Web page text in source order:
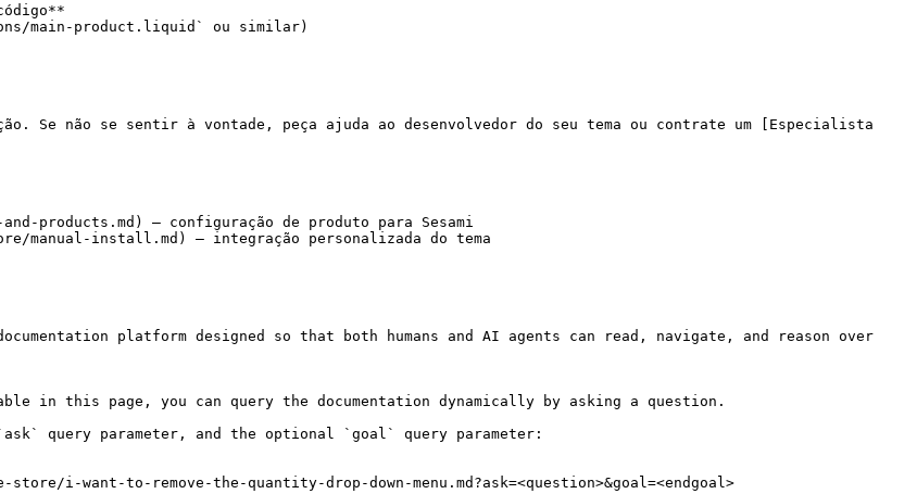
main-product.liquid` ou similar)
Se não se sentir à vontade, peça ajuda ao desenvolvedor do seu tema ou contrate um [Especialista
products.md) — configuração de produto para Sesami
install.md) — integração personalizada do tema
platform designed so that both humans and AI agents can read, navigate, and reason over
this page, you can query the documentation dynamically by asking a question.
query parameter, and the optional `goal` query parameter:
i-want-to-remove-the-quantity-drop-down-menu.md?ask=<question>&goal=<endgoal>